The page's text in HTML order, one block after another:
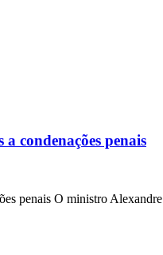
condenações penais
penais O ministro Alexandre